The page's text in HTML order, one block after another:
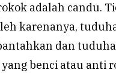
adalah candu.
karenanya,
dan
benci atau anti